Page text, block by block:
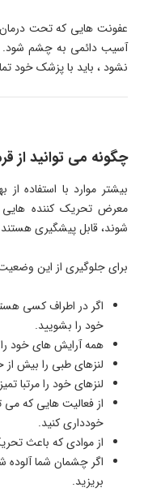
عفونت هایی که تحت درمان
نشود ، باید با پزشک خود
چگونه می توانید از
بیشتر موارد با استفاده
معرض تحریک کننده
شوند، قابل پیشگیری
برای جلوگیری از این
اگر در اطراف کسی
خود را بشویید.
همه آرایش های خود
لنزهای طبی را بیش از
لنزهای خود را مرتبا
از فعالیت هایی که
خودداری کنید.
از موادی که باعث
اگر چشمان شما آلوده
بریزید.